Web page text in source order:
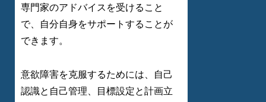
専門家のアドバイスを受けること
で、自分自身をサポートすることが
できます。
意欲障害を克服するためには、自己
認識と自己管理、目標設定と計画立